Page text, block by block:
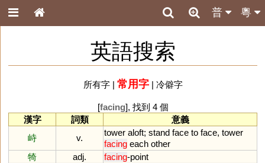
粵
普
英語搜索
所有字| 常用字| 冷僻字
[facing], 找到 4 個
漢字
詞類
意義
峙
v.
tower aloft; stand face to face, tower
facing each other
犄
adj. facing-point